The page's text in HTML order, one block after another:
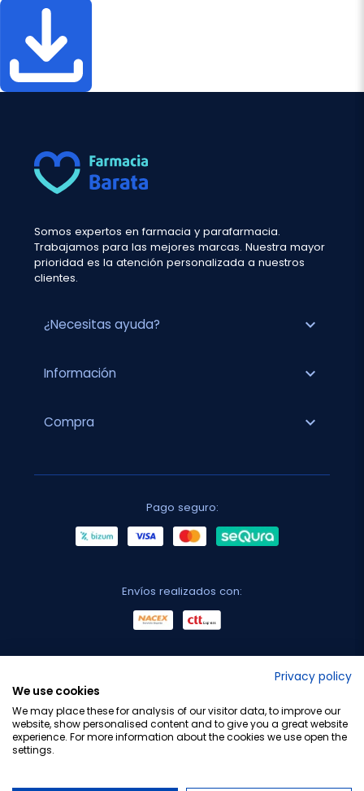
Somos expertos en farmacia y parafarmacia.
Trabajamos para las mejores marcas. Nuestra mayor
prioridad es la atención personalizada a nuestros
clientes.
¿Necesitas ayuda? expand_more
Información expand_more
Compra expand_more
Pago seguro:
Envíos realizados con:
Privacy policy
We use cookies
We may place these for analysis of our visitor data, to improve our
website, show personalised content and to give you a great website
experience. For more information about the cookies we use open the
settings.